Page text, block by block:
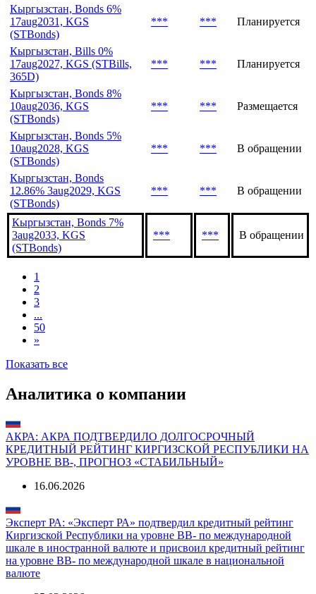
Кыргызстан, Bonds 6%
17aug2031, KGS
(STBonds)
*** *** Планируется
Кыргызстан, Bills 0%
17aug2027, KGS (STBills,
365D)
*** *** Планируется
Кыргызстан, Bonds 8%
10aug2036, KGS
(STBonds)
*** *** Размещается
Кыргызстан, Bonds 5%
10aug2028, KGS
(STBonds)
*** *** В обращении
Кыргызстан, Bonds
12.86% 3aug2029, KGS
(STBonds)
*** *** В обращении
Кыргызстан, Bonds 7%
3aug2033, KGS
(STBonds)
*** *** В обращении
1
2
3
...
50
»
Показать все
Аналитика о компании
АКРА: АКРА ПОДТВЕРДИЛО ДОЛГОСРОЧНЫЙ
КРЕДИТНЫЙ РЕЙТИНГ КИРГИЗСКОЙ РЕСПУБЛИКИ НА
УРОВНЕ ВB-, ПРОГНОЗ «СТАБИЛЬНЫЙ»
16.06.2026
Эксперт РА: «Эксперт РА» подтвердил кредитный рейтинг
Киргизской Республики на уровне BB- по международной
шкале в иностранной валюте и присвоил кредитный рейтинг
на уровне ВВ- по международной шкале в национальной
валюте